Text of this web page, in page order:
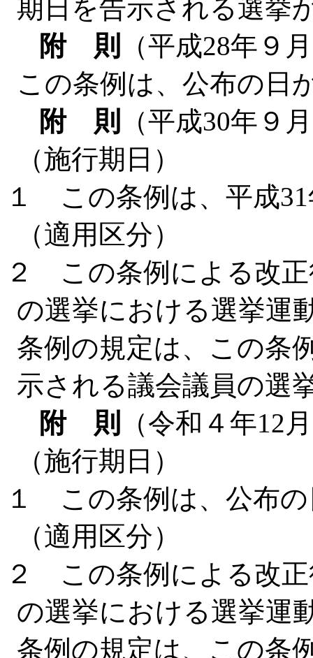
期日を告示される選挙
附 則
（平成28年９
この条例は、公布の日
附 則
（平成30年９
（施行期日）
１ この条例は、平成
（適用区分）
２ この条例による改
の選挙における選挙運
条例の規定は、この条
示される議会議員の選
附 則
（令和４年12
（施行期日）
１ この条例は、公布
（適用区分）
２ この条例による改
の選挙における選挙運
条例の規定は、この条